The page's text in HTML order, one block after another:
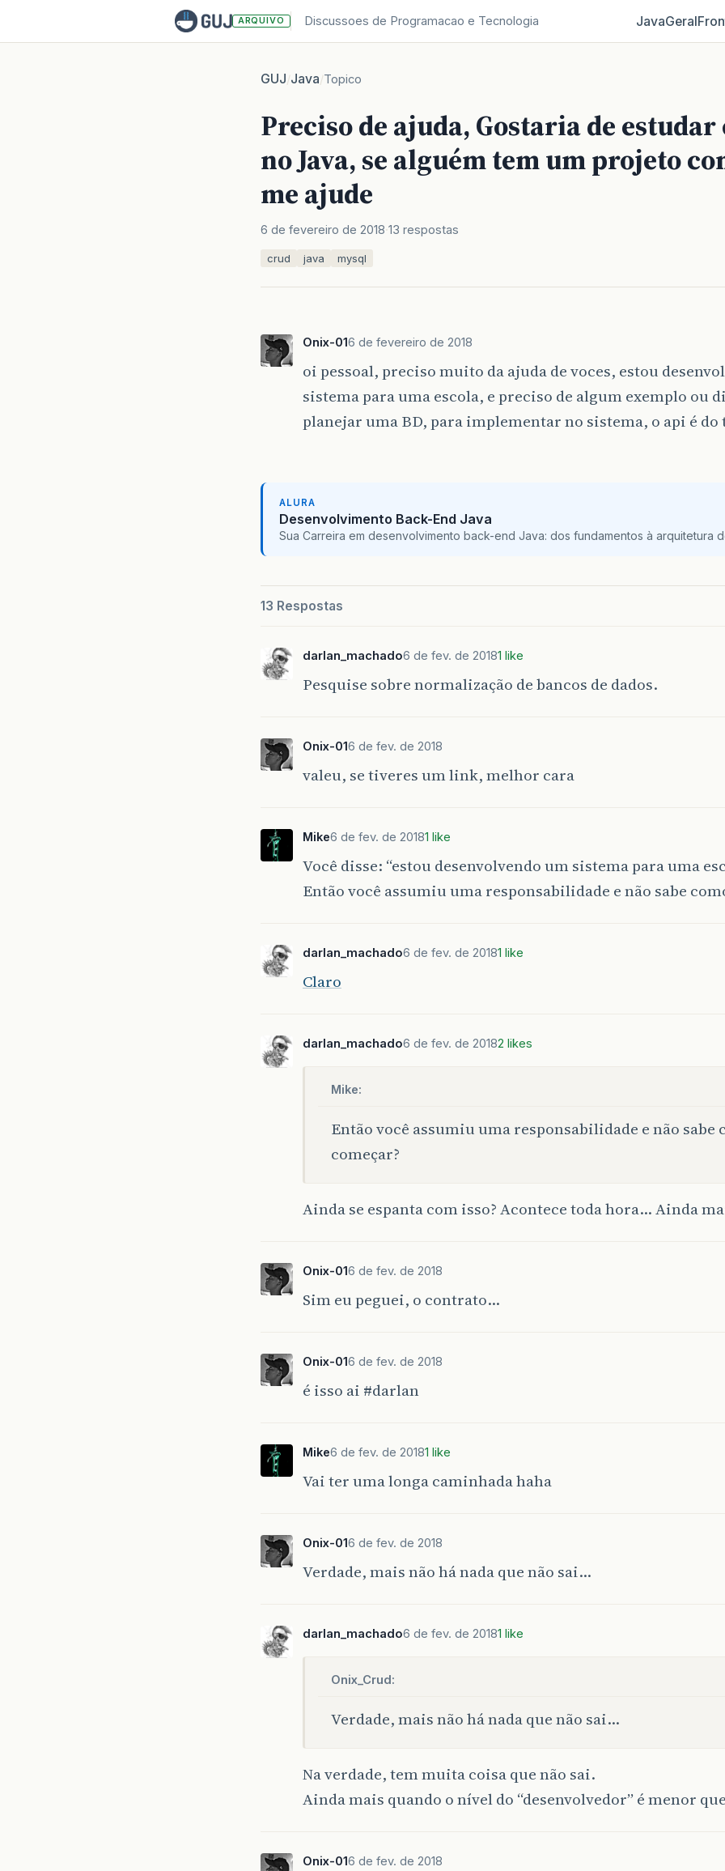
ARQUIVO Discussoes de Programacao e Tecnologia JavaGeral
GUJ/Java/Topico
Preciso de ajuda, Gostaria de estudar
no Java, se alguém tem um projeto
me ajude
6 de fevereiro de 2018 13 respostas
crud java mysql
Onix-016 de fevereiro de 2018
oi pessoal, preciso muito da ajuda de voces, estou
sistema para uma escola, e preciso de algum exemplo ou
planejar uma BD, para implementar no sistema, o api é do
ALURA
Desenvolvimento Back-End Java
Sua Carreira em desenvolvimento back-end Java: dos fundamentos à arquitetura
13 Respostas
darlan_machado6 de fev. de 20181 like
Pesquise sobre normalização de bancos de dados.
Onix-016 de fev. de 2018
valeu, se tiveres um link, melhor cara
Mike6 de fev. de 20181 like
Você disse: “estou desenvolvendo um sistema para uma
Então você assumiu uma responsabilidade e não sabe
darlan_machado6 de fev. de 20181 like
Claro
darlan_machado6 de fev. de 20182 likes
Mike:
Então você assumiu uma responsabilidade e não sabe
começar?
Ainda se espanta com isso? Acontece toda hora… Ainda
Onix-016 de fev. de 2018
Sim eu peguei, o contrato…
Onix-016 de fev. de 2018
é isso ai #darlan
Mike6 de fev. de 20181 like
Vai ter uma longa caminhada haha
Onix-016 de fev. de 2018
Verdade, mais não há nada que não sai…
darlan_machado6 de fev. de 20181 like
Onix_Crud:
Verdade, mais não há nada que não sai…
Na verdade, tem muita coisa que não sai.
Ainda mais quando o nível do “desenvolvedor” é menor
Onix-016 de fev. de 2018